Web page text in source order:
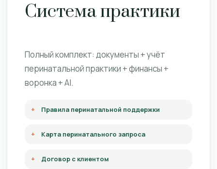
Система практики
Полный комплект: документы + учёт
перинатальной практики + финансы +
воронка + AI.
Правила перинатальной поддержки
Карта перинатального запроса
Договор с клиентом